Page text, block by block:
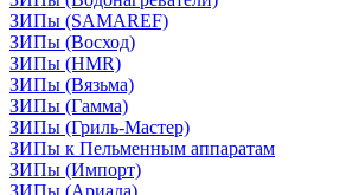
ЗИПы (SAMAREF)
ЗИПы (Восход)
ЗИПы (HMR)
ЗИПы (Вязьма)
ЗИПы (Гамма)
ЗИПы (Гриль-Мастер)
ЗИПы к Пельменным аппаратам
ЗИПы (Импорт)
ЗИПы (Ариада)